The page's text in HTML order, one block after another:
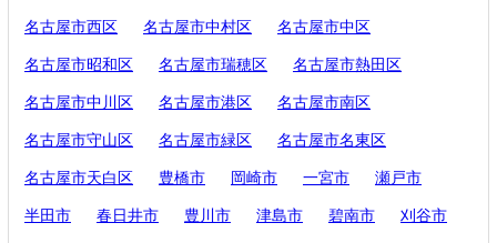
名古屋市西区 名古屋市中村区 名古屋市中区
名古屋市昭和区 名古屋市瑞穂区 名古屋市熱田区
名古屋市中川区 名古屋市港区 名古屋市南区
名古屋市守山区 名古屋市緑区 名古屋市名東区
名古屋市天白区 豊橋市 岡崎市 一宮市 瀬戸市
半田市 春日井市 豊川市 津島市 碧南市 刈谷市